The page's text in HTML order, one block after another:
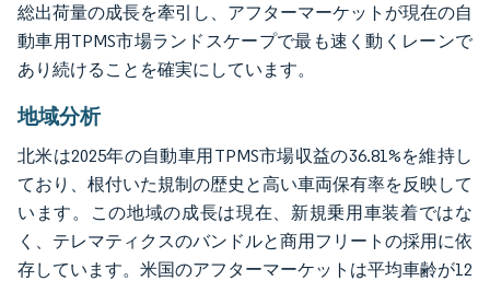
総出荷量の成長を牽引し、アフターマーケットが現在の自
動車用TPMS市場ランドスケープで最も速く動くレーンで
あり続けることを確実にしています。
地域分析
北米は2025年の自動車用TPMS市場収益の36.81%を維持し
ており、根付いた規制の歴史と高い車両保有率を反映して
います。この地域の成長は現在、新規乗用車装着ではな
く、テレマティクスのバンドルと商用フリートの採用に依
存しています。米国のアフターマーケットは平均車齢が12